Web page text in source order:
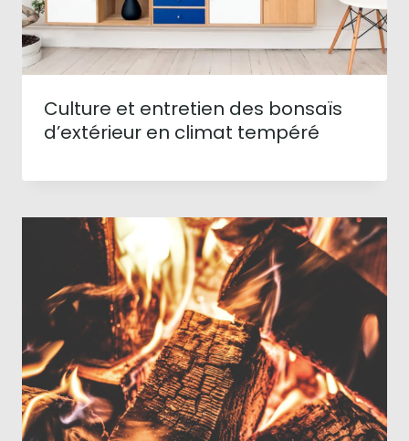
Culture et entretien des bonsaïs
d’extérieur en climat tempéré